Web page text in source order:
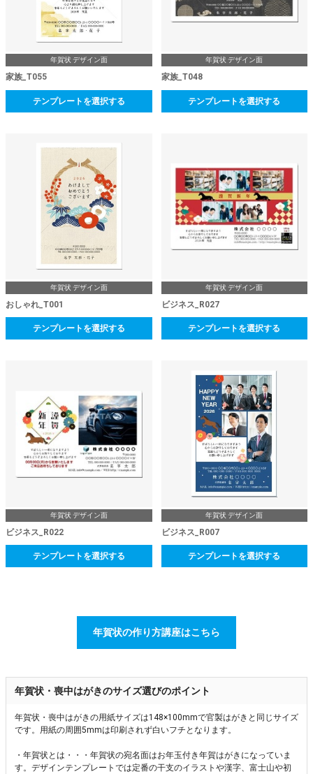
年賀状 デザイン面
家族_T055
テンプレートを選択する
年賀状 デザイン面
家族_T048
テンプレートを選択する
年賀状 デザイン面
おしゃれ_T001
テンプレートを選択する
年賀状 デザイン面
ビジネス_R027
テンプレートを選択する
年賀状 デザイン面
ビジネス_R022
テンプレートを選択する
年賀状 デザイン面
ビジネス_R007
テンプレートを選択する
年賀状の作り方講座はこちら
年賀状・喪中はがきのサイズ選びのポイント
年賀状・喪中はがきの用紙サイズは148×100mmで官製はがきと同じサイズ
です。用紙の周囲5mmは印刷されず白いフチとなります。
・年賀状とは・・・年賀状の宛名面はお年玉付き年賀はがきになっていま
す。デザインテンプレートでは定番の干支のイラストや漢字、富士山や初